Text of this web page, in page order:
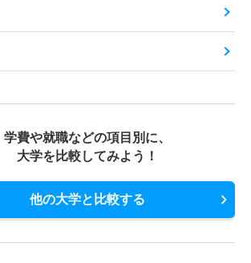
学費や就職などの項目別に、
大学を比較してみよう！
他の大学と比較する